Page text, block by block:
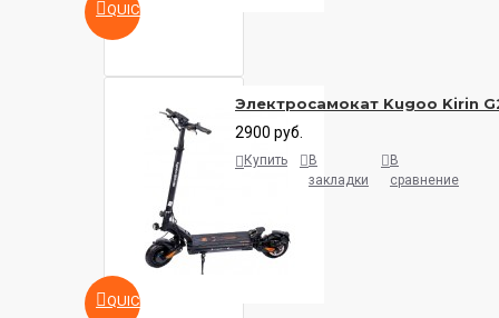
QUICKVIEW
QUICKVIEW
Электросамокат Kugoo Kirin
2900 руб.
Купить
В
закладки
В
сравнение